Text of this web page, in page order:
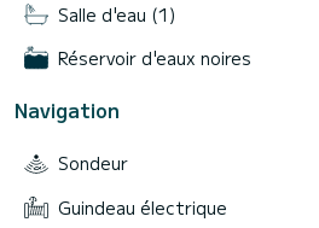
Salle d'eau (1)
Réservoir d'eaux noires
Navigation
Sondeur
Guindeau électrique